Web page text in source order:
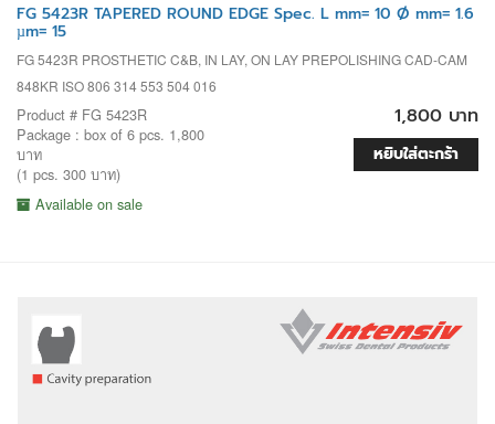
FG 5423R TAPERED ROUND EDGE Spec. L mm= 10 Ø mm= 1.6
µm= 15
FG 5423R PROSTHETIC C&B, IN LAY, ON LAY PREPOLISHING CAD-CAM
848KR ISO 806 314 553 504 016
Product # FG 5423R
Package : box of 6 pcs. 1,800
บาท
(1 pcs. 300 บาท)
Available on sale
1,800 บาท
หยิบใส่ตะกร้า